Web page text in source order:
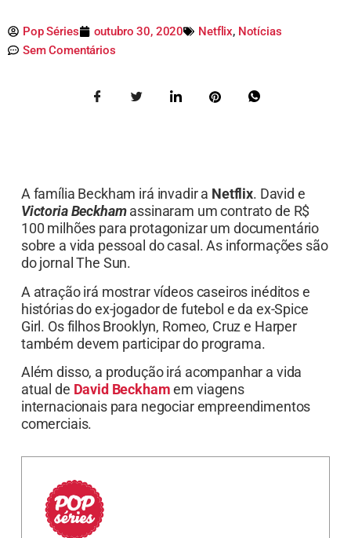
Pop Séries outubro 30, 2020 Netflix, Notícias
Sem Comentários
A família Beckham irá invadir a Netflix. David e
Victoria Beckhamassinaram um contrato de R$
100 milhões para protagonizar um documentário
sobre a vida pessoal do casal. As informações são
do jornal The Sun.
A atração irá mostrar vídeos caseiros inéditos e
histórias do ex-jogador de futebol e da ex-Spice
Girl. Os filhos Brooklyn, Romeo, Cruz e Harper
também devem participar do programa.
Além disso, a produção irá acompanhar a vida
atual de David Beckhamem viagens
internacionais para negociar empreendimentos
comerciais.